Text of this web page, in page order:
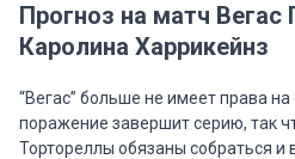
Прогноз на матч Вегас
Каролина Харрикейнз
“Вегас” больше не имеет права
поражение завершит серию, так
Тортореллы обязаны собраться и